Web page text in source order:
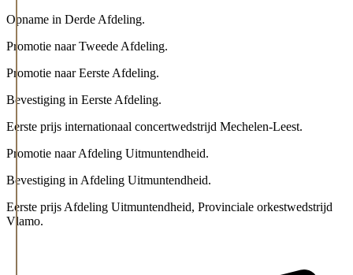
Opname in Derde Afdeling.
Promotie naar Tweede Afdeling.
Promotie naar Eerste Afdeling.
Bevestiging in Eerste Afdeling.
Eerste prijs internationaal concertwedstrijd Mechelen-Leest.
Promotie naar Afdeling Uitmuntendheid.
Bevestiging in Afdeling Uitmuntendheid.
Eerste prijs Afdeling Uitmuntendheid, Provinciale orkestwedstrijd
Vlamo.